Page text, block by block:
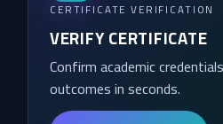
CERTIFICATE VERIFICATION
VERIFY CERTIFICATE
Confirm academic
outcomes in seconds.